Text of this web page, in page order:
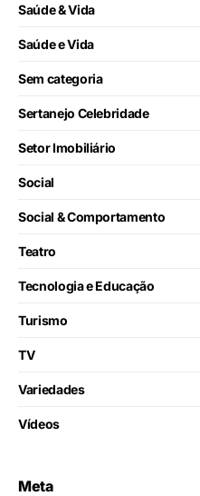
Saúde & Vida
Saúde e Vida
Sem categoria
Sertanejo Celebridade
Setor Imobiliário
Social
Social & Comportamento
Teatro
Tecnologia e Educação
Turismo
TV
Variedades
Vídeos
Meta